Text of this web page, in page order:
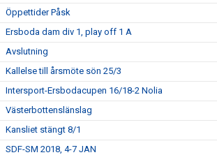
Öppettider Påsk
Ersboda dam div 1, play off 1 A
Avslutning
Kallelse till årsmöte sön 25/3
Intersport-Ersbodacupen 16/18-2 Nolia
Västerbottenslänslag
Kansliet stängt 8/1
SDF-SM 2018, 4-7 JAN